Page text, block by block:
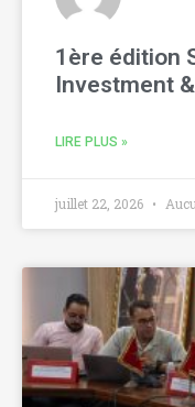
1ère édition
Investment
LIRE PLUS »
juillet 22, 2026